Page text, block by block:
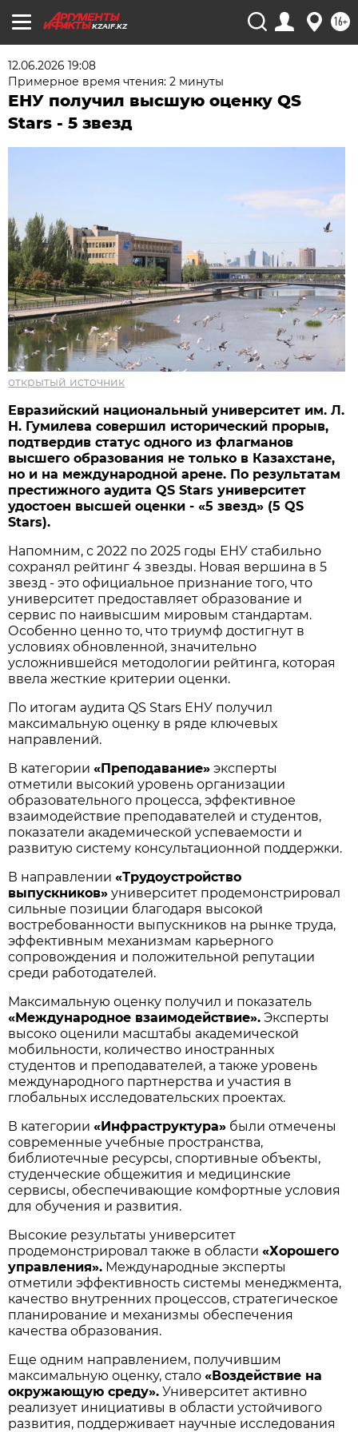
KZAIF.KZ 16+
12.06.2026 19:08
Примерное время чтения: 2 минуты
ЕНУ получил высшую оценку QS
Stars - 5 звезд
открытый источник
Евразийский национальный университет им. Л.
Н. Гумилева совершил исторический прорыв,
подтвердив статус одного из флагманов
высшего образования не только в Казахстане,
но и на международной арене. По результатам
престижного аудита QS Stars университет
удостоен высшей оценки - «5 звезд» (5 QS
Stars).
Напомним, с 2022 по 2025 годы ЕНУ стабильно
сохранял рейтинг 4 звезды. Новая вершина в 5
звезд - это официальное признание того, что
университет предоставляет образование и
сервис по наивысшим мировым стандартам.
Особенно ценно то, что триумф достигнут в
условиях обновленной, значительно
усложнившейся методологии рейтинга, которая
ввела жесткие критерии оценки.
По итогам аудита QS Stars ЕНУ получил
максимальную оценку в ряде ключевых
направлений.
В категории«Преподавание» эксперты
отметили высокий уровень организации
образовательного процесса, эффективное
взаимодействие преподавателей и студентов,
показатели академической успеваемости и
развитую систему консультационной поддержки.
В направлении«Трудоустройство
выпускников» университет продемонстрировал
сильные позиции благодаря высокой
востребованности выпускников на рынке труда,
эффективным механизмам карьерного
сопровождения и положительной репутации
среди работодателей.
Максимальную оценку получил и показатель
«Международное взаимодействие». Эксперты
высоко оценили масштабы академической
мобильности, количество иностранных
студентов и преподавателей, а также уровень
международного партнерства и участия в
глобальных исследовательских проектах.
В категории«Инфраструктура» были отмечены
современные учебные пространства,
библиотечные ресурсы, спортивные объекты,
студенческие общежития и медицинские
сервисы, обеспечивающие комфортные условия
для обучения и развития.
Высокие результаты университет
продемонстрировал также в области«Хорошего
управления». Международные эксперты
отметили эффективность системы менеджмента,
качество внутренних процессов, стратегическое
планирование и механизмы обеспечения
качества образования.
Еще одним направлением, получившим
максимальную оценку, стало«Воздействие на
окружающую среду». Университет активно
реализует инициативы в области устойчивого
развития, поддерживает научные исследования